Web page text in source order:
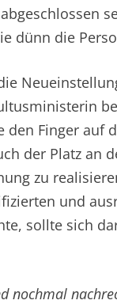
dünn die
Finger auf
der Platz an
zu
und
sollte sich
nochmal